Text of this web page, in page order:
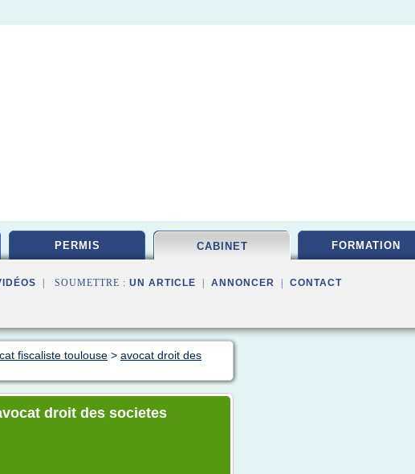
PERMIS CABINET FORMATION
| SOUMETTRE : UN ARTICLE ANNONCER CONTACT
fiscaliste toulouse > avocat droit des
droit des societes